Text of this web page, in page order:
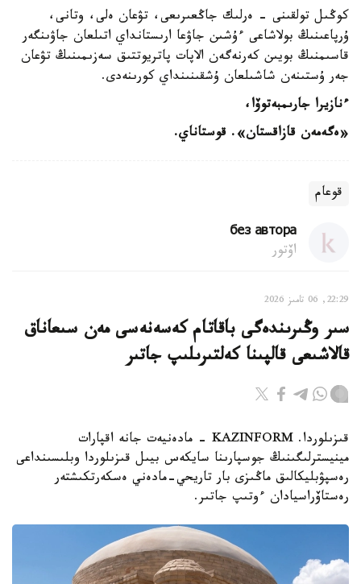
كوڭىل تولقىنى - ەرلىك جاڭعىرىعى، تۋعان ەلى، وتانى،
ۇرپاعىنىڭ بولاشاعى ءۇشىن جاۋعا ارىستانداي اتىلعان جاۋىنگەر
قاسىمنىڭ بويىن كەرنەگەن الاپات پاتريوتتىق سەزىمىنىڭ تۋعان
جەر ۇستىنەن شاشىلعان ۇشقىنىنداي كورىنەدى.
ءنازيرا جارىمبەتوۆا،
«ەگەمەن قازاقستان». قوستاناي.
قوعام
без автора
اۆتور
22:29, 06 تامىز 2026
سىر وڭىرىندەگى باقاتام كەسەنەسى مەن سىعاناق
قالاشىعى قالپىنا كەلتىرىلىپ جاتىر
قىزىلوردا. KAZINFORM - مادەنيەت جانە اقپارات
مينيسترلىگىنىڭ جوسپارىنا سايكەس بيىل قىزىلوردا وبلىسىنداعى
رەسپۋبليكالىق ماڭىزى بار تاريحي-مادەني ەسكەرتكىشتەر
رەستاۆراسيادان ءوتىپ جاتىر.